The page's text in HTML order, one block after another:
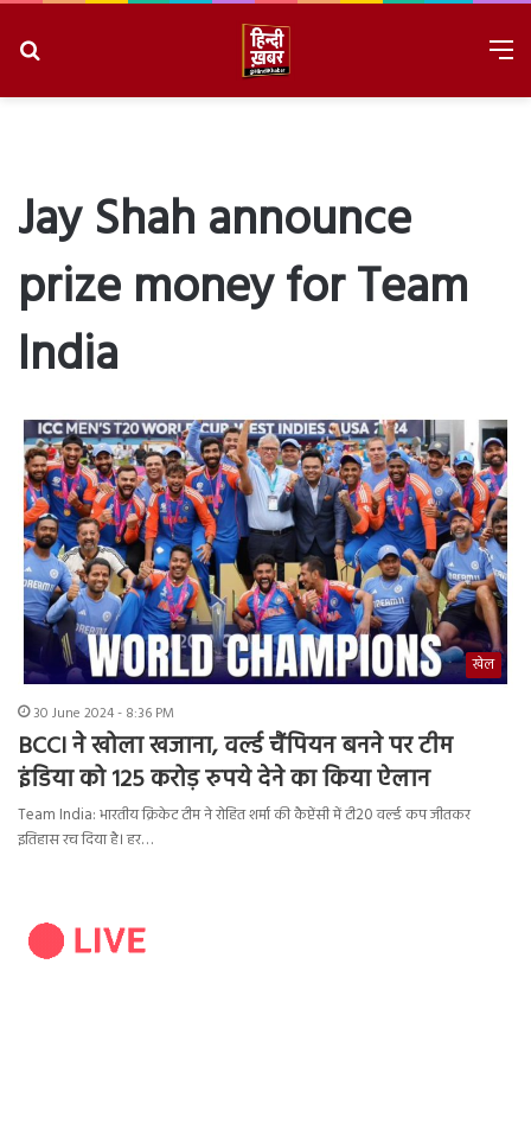
Jay Shah announce
prize money for Team
India
खेल
30 June 2024 - 8:36 PM
BCCI ने खोला खजाना, वर्ल्ड चैंपियन बनने पर टीम
इंडिया को 125 करोड़ रुपये देने का किया ऐलान
Team India: भारतीय क्रिकेट टीम ने रोहित शर्मा की कैप्टेंसी में टी20 वर्ल्ड कप जीतकर
इतिहास रच दिया है। हर…